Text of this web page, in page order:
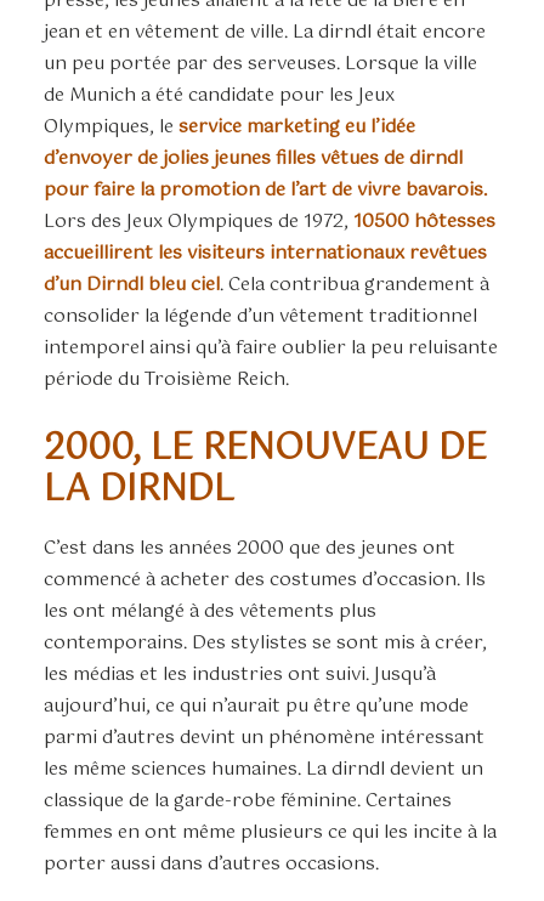
jean et en vêtement de ville. La dirndl était encore
un peu portée par des serveuses. Lorsque la ville
de Munich a été candidate pour les Jeux
Olympiques, le service marketing eu l’idée
d’envoyer de jolies jeunes filles vêtues de dirndl
pour faire la promotion de l’art de vivre bavarois.
Lors des Jeux Olympiques de 1972, 10500 hôtesses
accueillirent les visiteurs internationaux revêtues
d’un Dirndl bleu ciel. Cela contribua grandement à
consolider la légende d’un vêtement traditionnel
intemporel ainsi qu’à faire oublier la peu reluisante
période du Troisième Reich.
2000, LE RENOUVEAU DE
LA DIRNDL
C’est dans les années 2000 que des jeunes ont
commencé à acheter des costumes d’occasion. Ils
les ont mélangé à des vêtements plus
contemporains. Des stylistes se sont mis à créer,
les médias et les industries ont suivi. Jusqu’à
aujourd’hui, ce qui n’aurait pu être qu’une mode
parmi d’autres devint un phénomène intéressant
les même sciences humaines. La dirndl devient un
classique de la garde-robe féminine. Certaines
femmes en ont même plusieurs ce qui les incite à la
porter aussi dans d’autres occasions.